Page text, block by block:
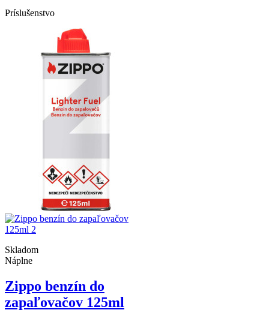
Príslušenstvo
Skladom
Náplne
Zippo benzín do
zapaľovačov 125ml